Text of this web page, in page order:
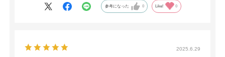
参考になった 0 Like! 0
2025.6.29